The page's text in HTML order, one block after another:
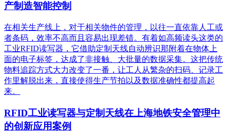
产制造智能控制
在相关生产线上，对于相关物件的管理，以往一直依靠人工或
者条码，效率不高而且容易出现差错。有着如高频读头这类的
工业RFID读写器，它借助定制天线自动辨识那附着在物体上
面的电子标签，达成了非接触、大批量的数据采集。这把传统
物料追踪方式大力改变了一番，让工人从繁杂的扫码、记录工
作里解脱出来，直接使得生产节拍以及数据准确性都提高起
来。
RFID工业读写器与定制天线在上海地铁安全管理中
的创新应用案例